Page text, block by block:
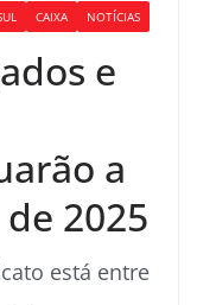
CAIXA NOTÍCIAS
e
a
2025
está entre